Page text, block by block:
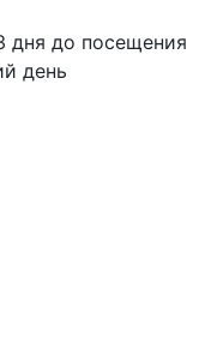
дня до посещения
день